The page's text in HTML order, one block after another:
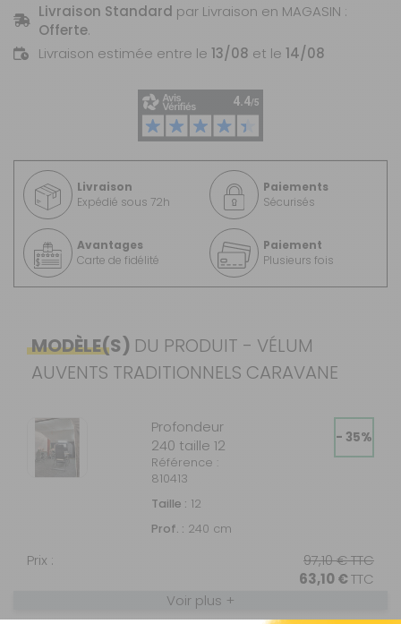
Livraison Standard par Livraison en MAGASIN :
Offerte.
Livraison estimée entre le 13/08 et le 14/08
Livraison
Expédié sous 72h
Paiements
Sécurisés
Avantages
Carte de fidélité
Paiement
Plusieurs fois
MODÈLE(S) DU PRODUIT - VÉLUM
AUVENTS TRADITIONNELS CARAVANE
Profondeur
240 taille 12
Référence :
810413
Taille : 12
Prof. : 240 cm
- 35%
Prix : 97,10 €TTC
63,10 €TTC
Voir plus +